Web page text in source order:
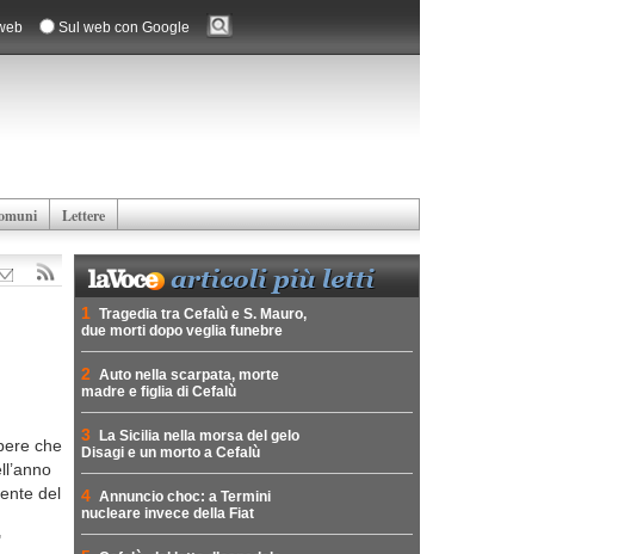
Sul web con Google
Lettere
che
del
1 Tragedia tra Cefalù e S. Mauro,
due morti dopo veglia funebre
2 Auto nella scarpata, morte
madre e figlia di Cefalù
3
La Sicilia nella morsa del gelo
Disagi e un morto a Cefalù
4 Annuncio choc: a Termini
nucleare invece della Fiat